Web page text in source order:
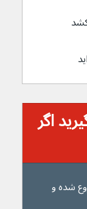
اگر
شده و